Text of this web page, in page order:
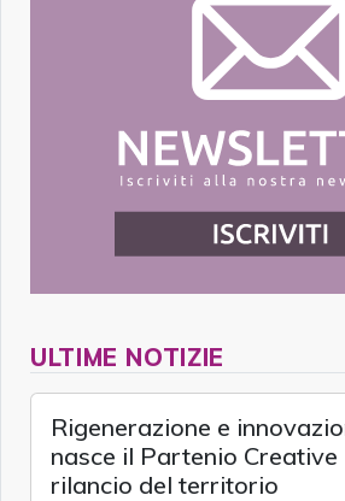
ULTIME NOTIZIE
Rigenerazione e
nasce il Partenio
rilancio del territorio